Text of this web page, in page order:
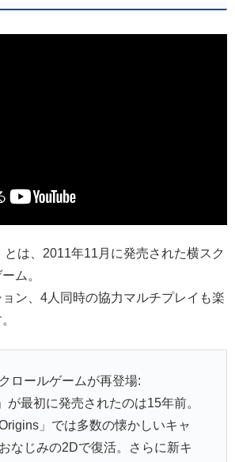
とは、2011年11月に発売された横スク
ム。
ン、4人同時の協力マルチプレイも楽
ロールゲームが再登場:
が最初に発売されたのは15年前。
」では多数の懐かしいキャ
なじみの2Dで復活。さらに新キ